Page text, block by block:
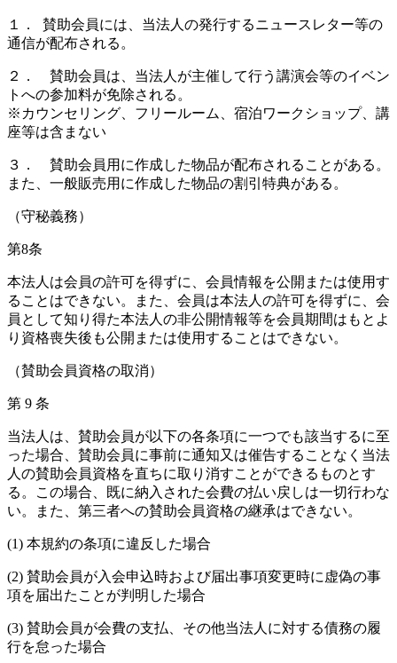
１． 賛助会員には、当法人の発行するニュースレター等の
通信が配布される。
２． 賛助会員は、当法人が主催して行う講演会等のイベン
トへの参加料が免除される。
※カウンセリング、フリールーム、宿泊ワークショップ、講
座等は含まない
３． 賛助会員用に作成した物品が配布されることがある。
また、一般販売用に作成した物品の割引特典がある。
（守秘義務）
第8条
本法人は会員の許可を得ずに、会員情報を公開または使用す
ることはできない。また、会員は本法人の許可を得ずに、会
員として知り得た本法人の非公開情報等を会員期間はもとよ
り資格喪失後も公開または使用することはできない。
（賛助会員資格の取消）
第 9 条
当法人は、賛助会員が以下の各条項に一つでも該当するに至
った場合、賛助会員に事前に通知又は催告することなく当法
人の賛助会員資格を直ちに取り消すことができるものとす
る。この場合、既に納入された会費の払い戻しは一切行わな
い。また、第三者への賛助会員資格の継承はできない。
(1) 本規約の条項に違反した場合
(2) 賛助会員が入会申込時および届出事項変更時に虚偽の事
項を届出たことが判明した場合
(3) 賛助会員が会費の支払、その他当法人に対する債務の履
行を怠った場合